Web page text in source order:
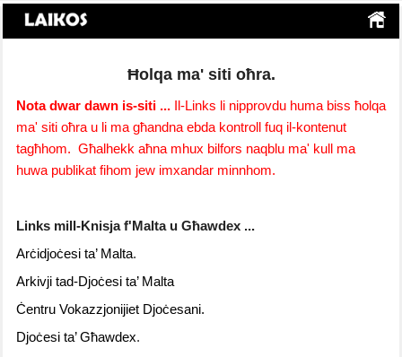
Ħolqa ma' siti oħra.
Nota dwar dawn is-siti ... Il-Links li nipprovdu huma biss ħolqa
ma' siti oħra u li ma għandna ebda kontroll fuq il-kontenut
tagħhom. Għalhekk aħna mhux bilfors naqblu ma' kull ma
huwa publikat fihom jew imxandar minnhom.
Links mill-Knisja f'Malta u Għawdex ...
Arċidjoċesi ta’ Malta.
Arkivji tad-Djoċesi ta’ Malta
Ċentru Vokazzjonijiet Djoċesani.
Djoċesi ta’ Għawdex.